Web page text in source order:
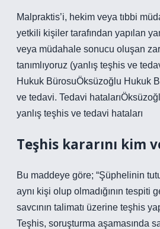
Malpraktis’i, hekim veya tıbbi
yetkili kişiler tarafından yapılan
veya müdahale sonucu oluşan
tanımlıyoruz (yanlış teşhis ve
Hukuk BürosuÖksüzoğlu Hukuk
ve tedavi. Tedavi
yanlış teşhis ve tedavi hataları
Teşhis kararını kim
Bu maddeye göre; “Şüphelinin
aynı kişi olup olmadığının tespiti
savcının talimatı üzerine teşhis
Teşhis, soruşturma aşamasında